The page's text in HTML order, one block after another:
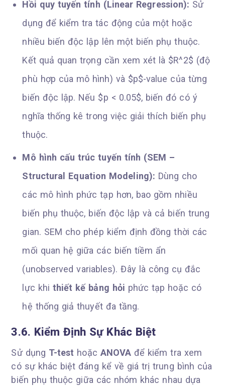
Hồi quy tuyến tính (Linear Regression): Sử
dụng để kiểm tra tác động của một hoặc
nhiều biến độc lập lên một biến phụ thuộc.
Kết quả quan trọng cần xem xét là $R^2$ (độ
phù hợp của mô hình) và $p$-value của từng
biến độc lập. Nếu $p < 0.05$, biến đó có ý
nghĩa thống kê trong việc giải thích biến phụ
thuộc.
Mô hình cấu trúc tuyến tính (SEM –
Structural Equation Modeling): Dùng cho
các mô hình phức tạp hơn, bao gồm nhiều
biến phụ thuộc, biến độc lập và cả biến trung
gian. SEM cho phép kiểm định đồng thời các
mối quan hệ giữa các biến tiềm ẩn
(unobserved variables). Đây là công cụ đắc
lực khi thiết kế bảng hỏi phức tạp hoặc có
hệ thống giả thuyết đa tầng.
3.6. Kiểm Định Sự Khác Biệt
Sử dụng T-test hoặc ANOVA để kiểm tra xem
có sự khác biệt đáng kể về giá trị trung bình của
biến phụ thuộc giữa các nhóm khác nhau dựa